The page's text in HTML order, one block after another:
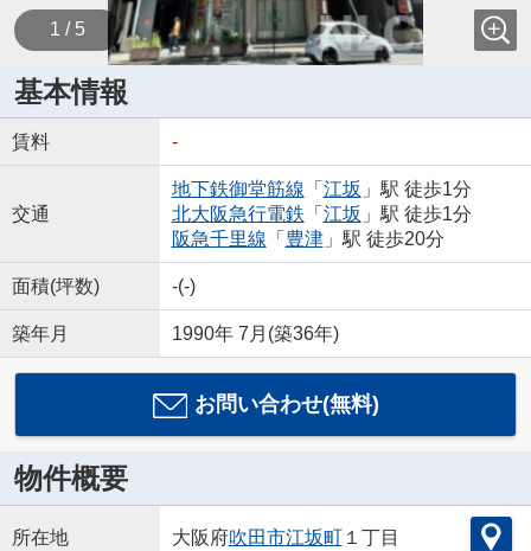
1 / 5
基本情報
賃料 -
交通
地下鉄御堂筋線 「 江坂 」駅 徒歩1分
北大阪急行電鉄 「 江坂 」駅 徒歩1分
阪急千里線 「 豊津」駅 徒歩20分
面積(坪数) -(-)
築年月 1990年 7月(築36年)
お問い合わせ(無料)
物件概要
所在地 大阪府吹田市江坂町１丁目